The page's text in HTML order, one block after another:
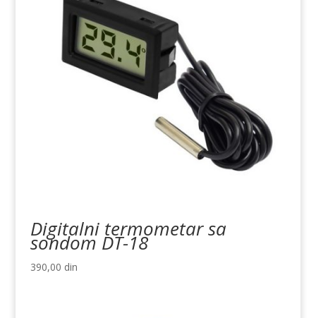
Digitalni termometar sa
sondom DT-18
390,00 din